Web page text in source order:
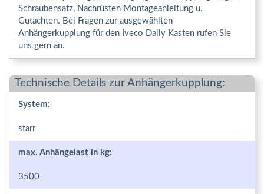
Schraubensatz, Nachrüsten Montageanleitung u.
Gutachten. Bei Fragen zur ausgewählten
Anhängerkupplung für den Iveco Daily Kasten rufen Sie
uns gern an.
Technische Details zur Anhängerkupplung:
System:
starr
max. Anhängelast in kg:
3500